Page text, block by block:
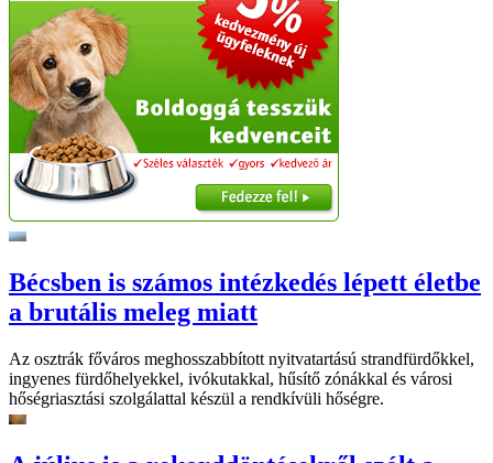
Bécsben is számos intézkedés lépett életbe
a brutális meleg miatt
Az osztrák főváros meghosszabbított nyitvatartású strandfürdőkkel,
ingyenes fürdőhelyekkel, ivókutakkal, hűsítő zónákkal és városi
hőségriasztási szolgálattal készül a rendkívüli hőségre.